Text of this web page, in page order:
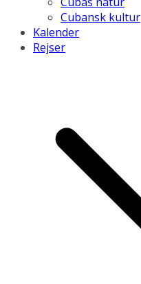
Cubansk kultur
Kalender
Rejser